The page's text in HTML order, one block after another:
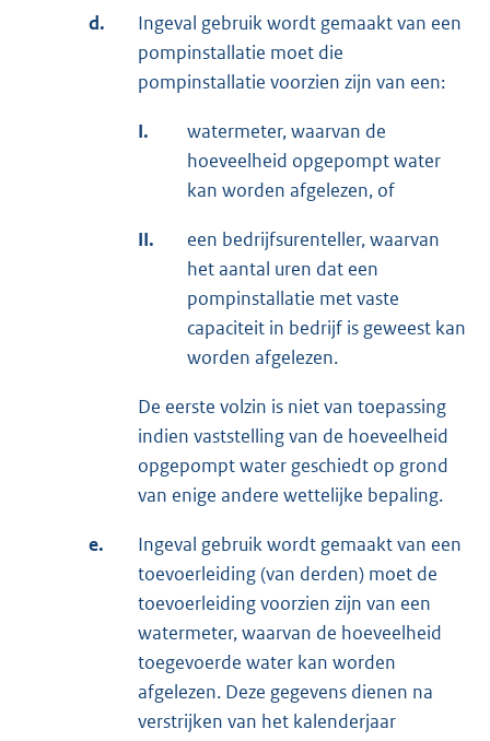
d.
Ingeval gebruik wordt gemaakt van een
pompinstallatie moet die
pompinstallatie voorzien zijn van een:
I.
watermeter, waarvan de
hoeveelheid opgepompt water
kan worden afgelezen, of
II.
een bedrijfsurenteller, waarvan
het aantal uren dat een
pompinstallatie met vaste
capaciteit in bedrijf is geweest kan
worden afgelezen.
De eerste volzin is niet van toepassing
indien vaststelling van de hoeveelheid
opgepompt water geschiedt op grond
van enige andere wettelijke bepaling.
e.
Ingeval gebruik wordt gemaakt van een
toevoerleiding (van derden) moet de
toevoerleiding voorzien zijn van een
watermeter, waarvan de hoeveelheid
toegevoerde water kan worden
afgelezen. Deze gegevens dienen na
verstrijken van het kalenderjaar